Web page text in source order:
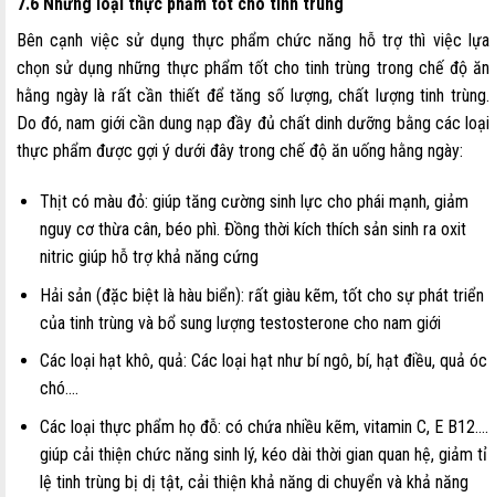
7.6 Những loại thực phẩm tốt cho tinh trùng
Bên cạnh việc sử dụng thực phẩm chức năng hỗ trợ thì việc lựa
chọn sử dụng những thực phẩm tốt cho tinh trùng trong chế độ ăn
hằng ngày là rất cần thiết để tăng số lượng, chất lượng tinh trùng.
Do đó, nam giới cần dung nạp đầy đủ chất dinh dưỡng bằng các loại
thực phẩm được gợi ý dưới đây trong chế độ ăn uống hằng ngày:
Thịt có màu đỏ: giúp tăng cường sinh lực cho phái mạnh, giảm
nguy cơ thừa cân, béo phì. Đồng thời kích thích sản sinh ra oxit
nitric giúp hỗ trợ khả năng cứng
Hải sản (đặc biệt là hàu biển): rất giàu kẽm, tốt cho sự phát triển
của tinh trùng và bổ sung lượng testosterone cho nam giới
Các loại hạt khô, quả: Các loại hạt như bí ngô, bí, hạt điều, quả óc
chó….
Các loại thực phẩm họ đỗ: có chứa nhiều kẽm, vitamin C, E B12….
giúp cải thiện chức năng sinh lý, kéo dài thời gian quan hệ, giảm tỉ
lệ tinh trùng bị dị tật, cải thiện khả năng di chuyển và khả năng